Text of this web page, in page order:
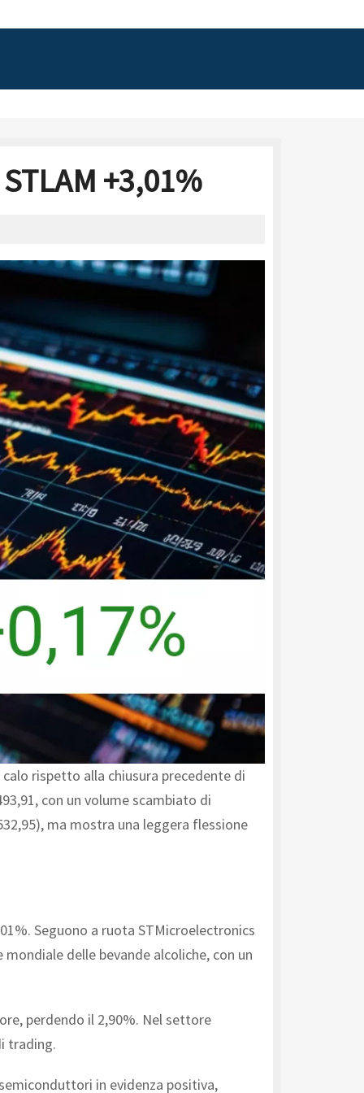
+3,01%
rispetto alla chiusura precedente di
con un volume scambiato di
ma mostra una leggera flessione
Seguono a ruota STMicroelectronics
delle bevande alcoliche, con un
perdendo il 2,90%. Nel settore
trading.
in evidenza positiva,